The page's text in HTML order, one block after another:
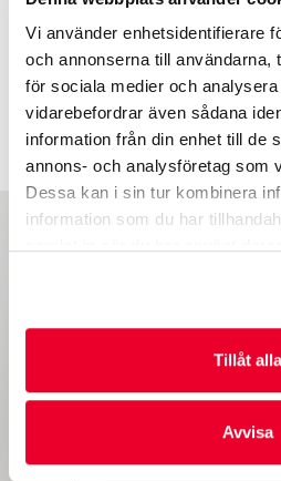
Vi använder enhetsidentifierare
och annonserna till användarna,
för sociala medier och
vidarebefordrar även sådana
information från din enhet till de
annons- och analysföretag som
Dessa kan i sin tur kombinera
information som du har
Tillåt alla
Avvisa
1 2 ...
Håll dig
utvecklingen av våra
och andra
Anmäl dig för vårt
mailadress